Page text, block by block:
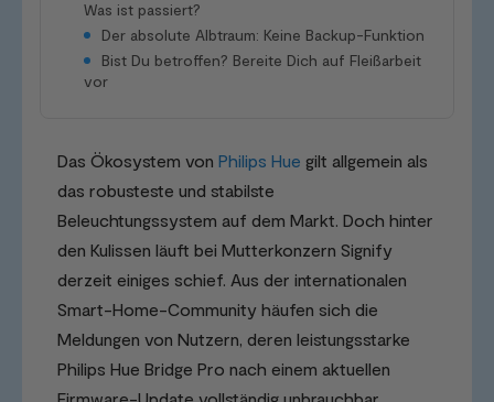
Was ist passiert?
Der absolute Albtraum: Keine Backup-Funktion
Bist Du betroffen? Bereite Dich auf Fleißarbeit
vor
Das Ökosystem von Philips Hue gilt allgemein als
das robusteste und stabilste
Beleuchtungssystem auf dem Markt. Doch hinter
den Kulissen läuft bei Mutterkonzern Signify
derzeit einiges schief. Aus der internationalen
Smart-Home-Community häufen sich die
Meldungen von Nutzern, deren leistungsstarke
Philips Hue Bridge Pro nach einem aktuellen